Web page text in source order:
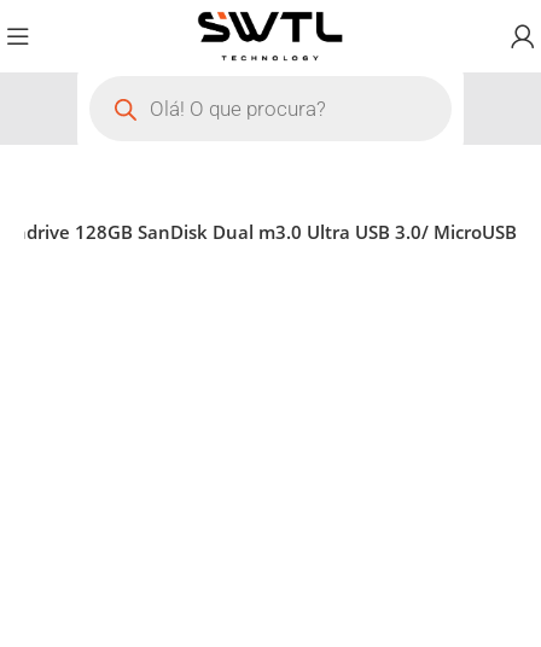
128GB SanDisk Dual m3.0 Ultra USB 3.0/ MicroUSB